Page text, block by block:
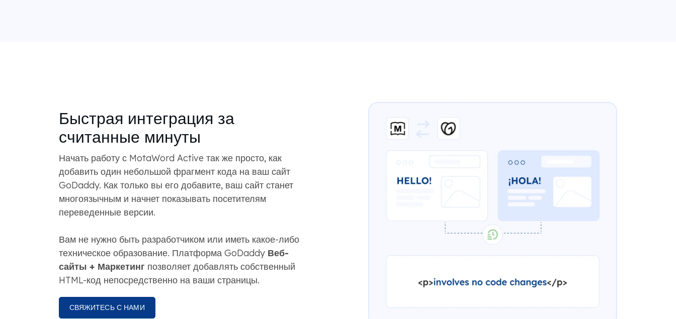
Быстрая интеграция за
считанные минуты
Начать работу с MotaWord Active так же просто, как
добавить один небольшой фрагмент кода на ваш сайт
GoDaddy. Как только вы его добавите, ваш сайт станет
многоязычным и начнет показывать посетителям
переведенные версии.
Вам не нужно быть разработчиком или иметь какое-либо
техническое образование. Платформа GoDaddy Веб-
сайты + Маркетинг позволяет добавлять собственный
HTML-код непосредственно на ваши страницы.
СВЯЖИТЕСЬ С НАМИ